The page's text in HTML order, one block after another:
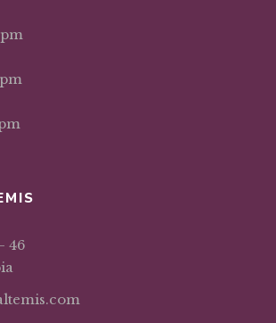
46